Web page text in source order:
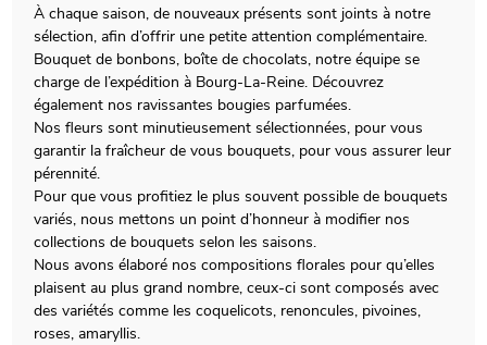
À chaque saison, de nouveaux présents sont joints à notre
sélection, afin d’offrir une petite attention complémentaire.
Bouquet de bonbons, boîte de chocolats, notre équipe se
charge de l’expédition à Bourg-La-Reine. Découvrez
également nos ravissantes bougies parfumées.
Nos fleurs sont minutieusement sélectionnées, pour vous
garantir la fraîcheur de vous bouquets, pour vous assurer leur
pérennité.
Pour que vous profitiez le plus souvent possible de bouquets
variés, nous mettons un point d’honneur à modifier nos
collections de bouquets selon les saisons.
Nous avons élaboré nos compositions florales pour qu’elles
plaisent au plus grand nombre, ceux-ci sont composés avec
des variétés comme les coquelicots, renoncules, pivoines,
roses, amaryllis.